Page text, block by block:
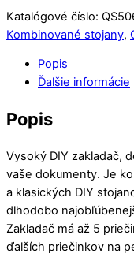
Katalógové číslo:
Kombinované stojany,
Popis
Ďalšie informácie
Popis
Vysoký DIY zakladač,
vaše dokumenty. Je
a klasických DIY
dlhodobo
Zakladač má až 5
ďalších priečinkov na